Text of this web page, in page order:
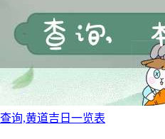
询,黄道吉日一览表